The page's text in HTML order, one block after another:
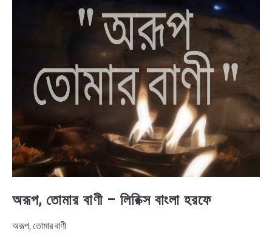
BENGALI LYRICS
BENGALI STORIES
অরূপ, তোমার বাণী – লিরিক্স বাংলা হরফে
অরূপ, তোমার বাণী